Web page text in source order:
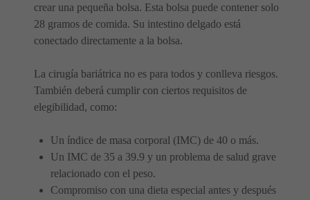
crear una pequeña bolsa. Esta bolsa puede contener solo
28 gramos de comida. Su intestino delgado está
conectado directamente a la bolsa.
La cirugía bariátrica no es para todos y conlleva riesgos.
También deberá cumplir con ciertos requisitos de
elegibilidad, como:
Un índice de masa corporal (IMC) de 40 o más.
Un IMC de 35 a 39.9 y un problema de salud grave
relacionado con el peso.
Compromiso con una dieta especial antes y después